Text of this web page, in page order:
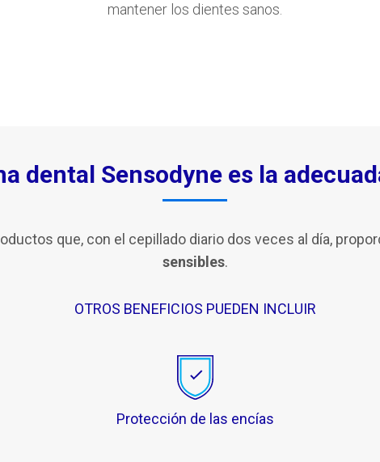
mantener los dientes sanos.
dental Sensodyne es la
que, con el cepillado diario dos veces al día,
sensibles.
OTROS BENEFICIOS PUEDEN INCLUIR
Protección de las encías